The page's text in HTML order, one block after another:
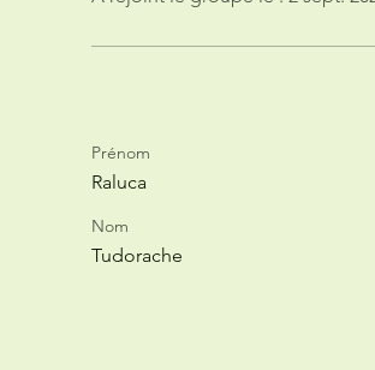
Prénom
Raluca
Nom
Tudorache